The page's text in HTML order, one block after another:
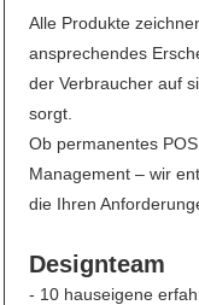
Alle Produkte
ansprechendes
der Verbraucher auf
sorgt.
Ob permanentes
Management – ​​wir
die Ihren
Designteam
- 10 hauseigene